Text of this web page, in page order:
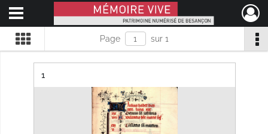
Mémoire Vive patrimoine numérisé de Besançon
Ouvrir le menu déroulant
Page sur 1
Résultat n°
1